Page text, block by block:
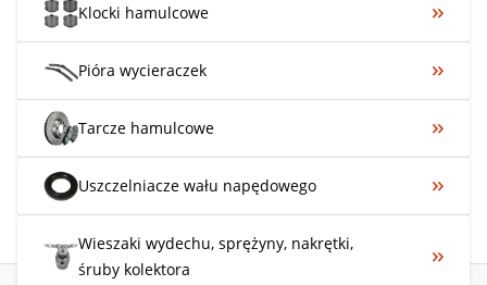
Klocki hamulcowe
Pióra wycieraczek
Tarcze hamulcowe
Uszczelniacze wału napędowego
Wieszaki wydechu, sprężyny, nakrętki,
śruby kolektora